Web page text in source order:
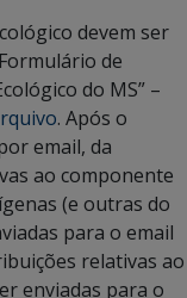
devem ser
de
do MS” –
. Após o
email, da
ao componente
(e outras do
para o email
relativas ao
enviadas para o